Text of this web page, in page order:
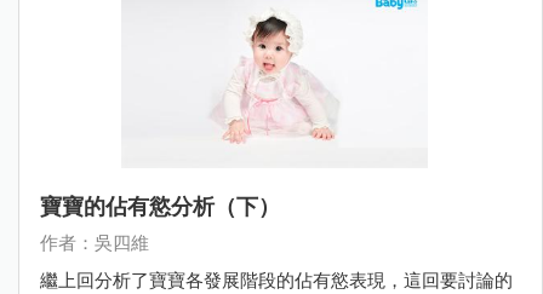
寶寶的佔有慾分析（下）
作者：吳四維
繼上回分析了寶寶各發展階段的佔有慾表現，這回要討論的